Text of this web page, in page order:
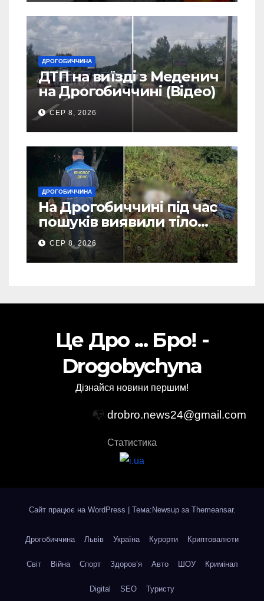
ДРОГОБИЧЧИНА
ДТП на виїзді з Меденич
на Дрогобиччині (Відео)
СЕР 8, 2026
ДРОГОБИЧЧИНА
На Дрогобиччині під час
пошуків виявили тіло
зниклого чоловіка (Фото)
СЕР 8, 2026
Це Дро ... Бро! -
Drogobychyna
Дізнайся новини першим!
📭 drobro.news24@gmail.com
Статистика
Сайт працює на WordPress Тема:Newsup за Themeansar.
Дрогобиччина Львів Україна Курорти Криптовалюти
Світ Війна Спорт Здоров’я Авто ШОУ Кримінал
Digital SEO Туристу